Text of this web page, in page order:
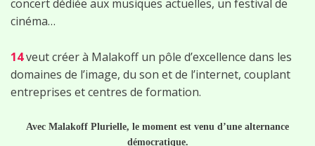
concert dédiée aux musiques actuelles, un festival de
cinéma…
14veut créer à Malakoff un pôle d’excellence dans les
domaines de l’image, du son et de l’internet, couplant
entreprises et centres de formation.
Avec Malakoff Plurielle, le moment est venu d’une alternance
démocratique.